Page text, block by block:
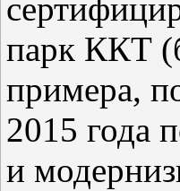
парк ККТ
примера,
2015 года
и